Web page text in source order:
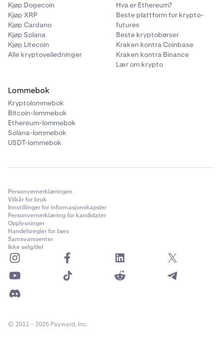
Kjøp Dogecoin
Kjøp XRP
Kjøp Cardano
Kjøp Solana
Kjøp Litecoin
Alle kryptoveiledninger
Hva er Ethereum?
Beste plattform for krypto-
futures
Beste kryptobørser
Kraken kontra Coinbase
Kraken kontra Binance
Lær om krypto
Lommebok
Kryptolommebok
Bitcoin-lommebok
Ethereum-lommebok
Solana-lommebok
USDT-lommebok
Personvernerklæringen
Vilkår for bruk
Innstillinger for informasjonskapsler
Personvernerklæring for kandidater
Opplysninger
Handelsregler for børs
Samsvarssenter
Ikke selg/del
© 2011 – 2026 Payward, Inc.